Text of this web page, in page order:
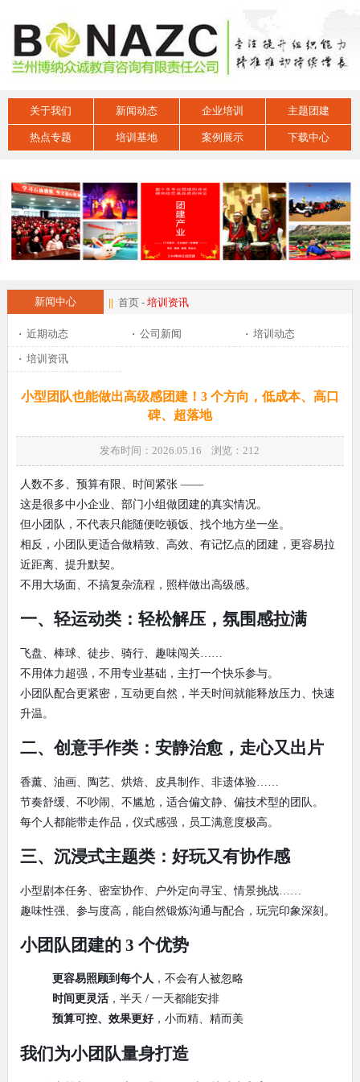
关于我们 新闻动态 企业培训 主题团建
热点专题 培训基地 案例展示 下载中心
新闻中心 || 首页- 培训资讯
· 近期动态 · 公司新闻 · 培训动态
· 培训资讯
小型团队也能做出高级感团建！3 个方向，低成本、高口
碑、超落地
发布时间：2026.05.16 浏览：212
人数不多、预算有限、时间紧张 ——
这是很多中小企业、部门小组做团建的真实情况。
但小团队，不代表只能随便吃顿饭、找个地方坐一坐。
相反，小团队更适合做精致、高效、有记忆点的团建，更容易拉
近距离、提升默契。
不用大场面、不搞复杂流程，照样做出高级感。
一、轻运动类：轻松解压，氛围感拉满
飞盘、棒球、徒步、骑行、趣味闯关……
不用体力超强，不用专业基础，主打一个快乐参与。
小团队配合更紧密，互动更自然，半天时间就能释放压力、快速
升温。
二、创意手作类：安静治愈，走心又出片
香薰、油画、陶艺、烘焙、皮具制作、非遗体验……
节奏舒缓、不吵闹、不尴尬，适合偏文静、偏技术型的团队。
每个人都能带走作品，仪式感强，员工满意度极高。
三、沉浸式主题类：好玩又有协作感
小型剧本任务、密室协作、户外定向寻宝、情景挑战……
趣味性强、参与度高，能自然锻炼沟通与配合，玩完印象深刻。
小团队团建的 3 个优势
更容易照顾到每个人 ，不会有人被忽略
时间更灵活，半天 / 一天都能安排
预算可控、效果更好，小而精、精而美
我们为小团队量身打造